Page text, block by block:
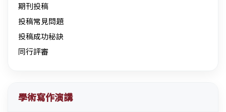
期刊投稿
投稿常見問題
投稿成功秘訣
同行評審
學術寫作演講